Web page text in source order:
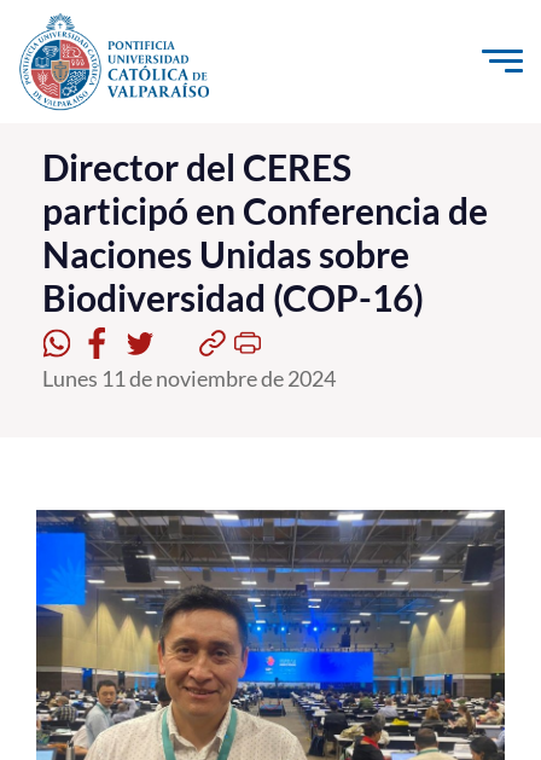
Click acá para ir directamente al contenido
La Universidad
Investigación, Creación e Innovación
PUCV Internacional
Vinculación con el Medio
Admisión
Formación Continua
Estudiantes
Funcionarios
Alumni
Director del CERES
participó en Conferencia de
Naciones Unidas sobre
Biodiversidad (COP-16)
Lunes 11 de noviembre de 2024